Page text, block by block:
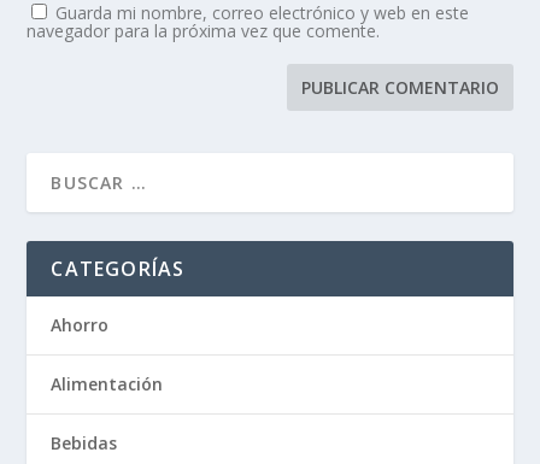
Guarda mi nombre, correo electrónico y web en este
navegador para la próxima vez que comente.
CATEGORÍAS
Ahorro
Alimentación
Bebidas